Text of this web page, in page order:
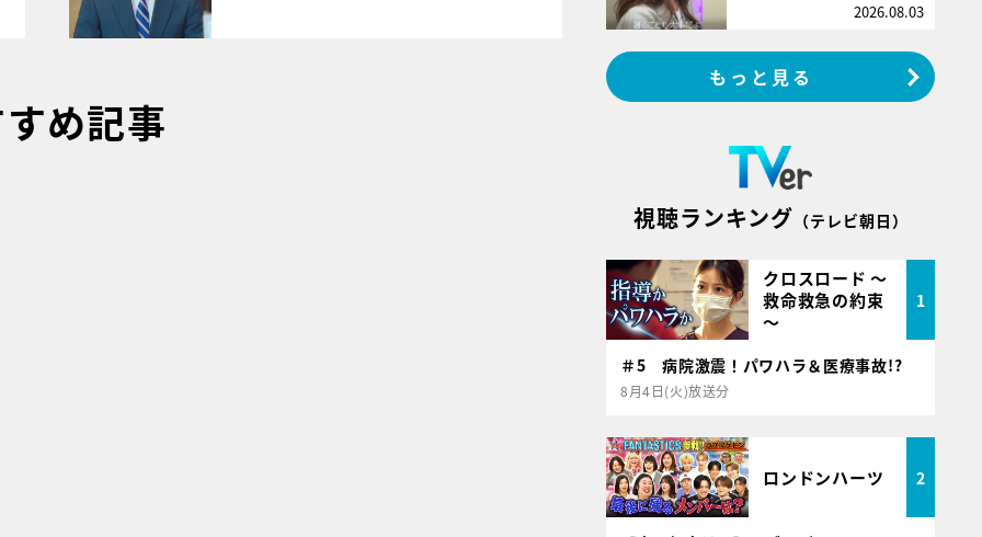
め記事
2026.08.03
もっと見る
視聴ランキング （テレビ朝日）
クロスロード ～
救命救急の約束
～
1
＃5 病院激震！パワハラ＆医療事故!?
8月4日(火)放送分
ロンドンハーツ 2